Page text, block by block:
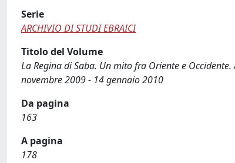
Serie
ARCHIVIO DI STUDI EBRAICI
Titolo del Volume
La Regina di Saba. Un mito fra Oriente e
novembre 2009 - 14 gennaio 2010
Da pagina
163
A pagina
178